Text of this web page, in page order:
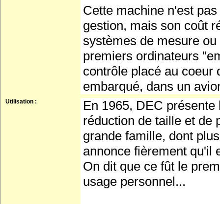
Cette machine n'est
gestion, mais son coût
systèmes de mesure
premiers ordinateurs
contrôle placé au coeur
embarqué, dans un
Utilisation :
En 1965, DEC
réduction de taille et de
grande famille, dont
annonce fièrement qu'il
On dit que ce fût le
usage personnel...